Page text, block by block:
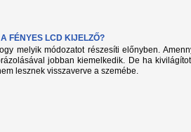
FÉNYES LCD KIJELZŐ?
melyik módozatot részesíti előnyben.
jobban kiemelkedik. De ha
lesznek visszaverve a szemébe.